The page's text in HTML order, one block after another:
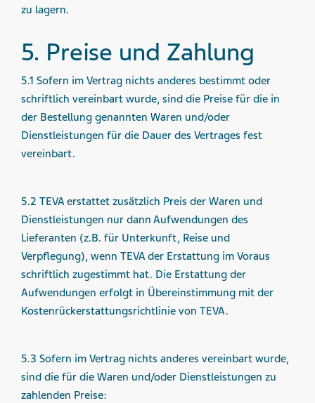
zu lagern.
5. Preise und Zahlung
5.1 Sofern im Vertrag nichts anderes bestimmt oder
schriftlich vereinbart wurde, sind die Preise für die in
der Bestellung genannten Waren und/oder
Dienstleistungen für die Dauer des Vertrages fest
vereinbart.
5.2 TEVA erstattet zusätzlich Preis der Waren und
Dienstleistungen nur dann Aufwendungen des
Lieferanten (z.B. für Unterkunft, Reise und
Verpflegung), wenn TEVA der Erstattung im Voraus
schriftlich zugestimmt hat. Die Erstattung der
Aufwendungen erfolgt in Übereinstimmung mit der
Kostenrückerstattungsrichtlinie von TEVA.
5.3 Sofern im Vertrag nichts anderes vereinbart wurde,
sind die für die Waren und/oder Dienstleistungen zu
zahlenden Preise: